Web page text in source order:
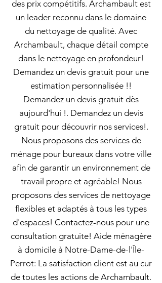
des prix compétitifs. Archambault est
un leader reconnu dans le domaine
du nettoyage de qualité. Avec
Archambault, chaque détail compte
dans le nettoyage en profondeur!
Demandez un devis gratuit pour une
estimation personnalisée !!
Demandez un devis gratuit dès
aujourd'hui !. Demandez un devis
gratuit pour découvrir nos services!.
Nous proposons des services de
ménage pour bureaux dans votre ville
afin de garantir un environnement de
travail propre et agréable! Nous
proposons des services de nettoyage
flexibles et adaptés à tous les types
d'espaces! Contactez-nous pour une
consultation gratuite! Aide ménagère
à domicile à Notre-Dame-de-l'Île-
Perrot: La satisfaction client est au cur
de toutes les actions de Archambault.